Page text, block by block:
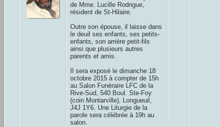
de Mme. Lucille Rodrigue,
résident de St-Hilaire.
Outre son épouse, il laisse dans
le deuil ses enfants, ses petits-
enfants, son arrière petit-fils
ainsi que plusieurs autres
parents et amis.
Il sera exposé le dimanche 18
octobre 2015 à compter de 15h
au Salon Funéraire LFC de la
Rive-Sud, 540 Boul. Ste-Foy
(coin Montarville), Longueuil,
J4J 1Y6. Une Liturgie de la
parole sera célébrée à 19h au
salon.